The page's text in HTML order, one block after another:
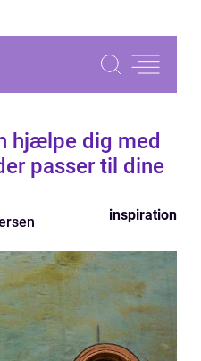
hjælpe dig med
passer til dine
inspiration